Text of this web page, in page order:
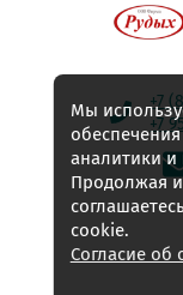
+7
+7
Мы
аналитики и
Продолжая
cookie.
Согласие об